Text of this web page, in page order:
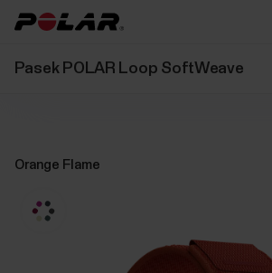
Pasek POLAR Loop SoftWeave
Orange Flame